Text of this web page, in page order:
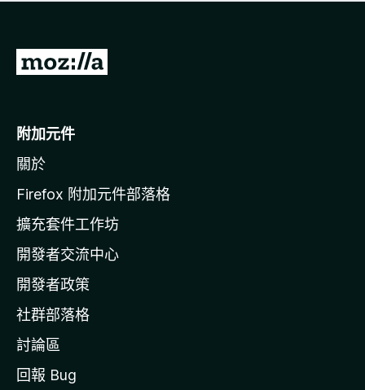
有
前
o
i
l
a
官
網
附加元件
關於
Firefox 附加元件部落格
擴充套件工作坊
開發者交流中心
開發者政策
社群部落格
討論區
回報 Bug